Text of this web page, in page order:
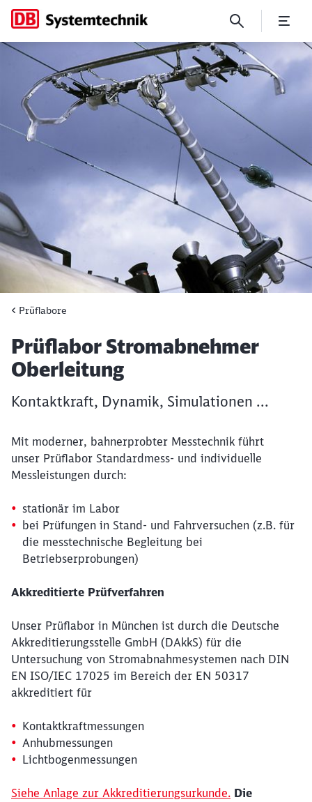
Prüflabor Stromabnehmer
Prüflabore
Artikel:
Prüflabor Stromabnehmer
Oberleitung
Kontaktkraft, Dynamik, Simulationen ...
Mit moderner, bahnerprobter Messtechnik führt
unser Prüflabor Standardmess- und individuelle
Messleistungen durch:
stationär im Labor
bei Prüfungen in Stand- und Fahrversuchen (z.B. für
die messtechnische Begleitung bei
Betriebserprobungen)
Akkreditierte Prüfverfahren
Unser Prüflabor in München ist durch die Deutsche
Akkreditierungsstelle GmbH (DAkkS) für die
Untersuchung von Stromabnahmesystemen nach DIN
EN ISO/IEC 17025 im Bereich der EN 50317
akkreditiert für
Kontaktkraftmessungen
Anhubmessungen
Lichtbogenmessungen
Siehe Anlage zur Akkreditierungsurkunde. Die